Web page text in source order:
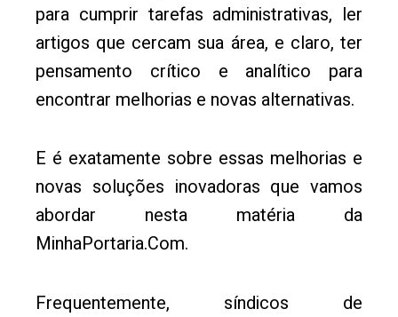
para cumprir tarefas administrativas, ler
artigos que cercam sua área, e claro, ter
pensamento crítico e analítico para
encontrar melhorias e novas alternativas.
E é exatamente sobre essas melhorias e
novas soluções inovadoras que vamos
abordar nesta matéria da
MinhaPortaria.Com.
Frequentemente, síndicos de